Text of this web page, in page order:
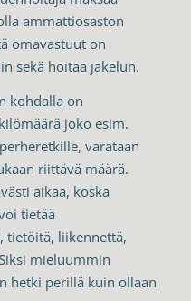
ammattiosaston
omavastuut on
sekä hoitaa jakelun.
kohdalla on
joko esim.
varataan
riittävä määrä.
aikaa, koska
tietää
tietöitä, liikennettä,
mieluummin
hetki perillä kuin ollaan